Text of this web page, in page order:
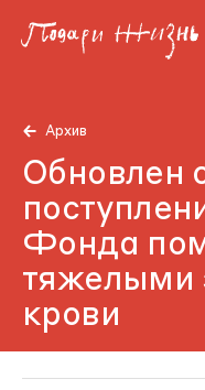
Архив
Обновлен
Фонда
тяжелыми
крови